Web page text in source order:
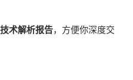
技术解析报告，方便你深度交